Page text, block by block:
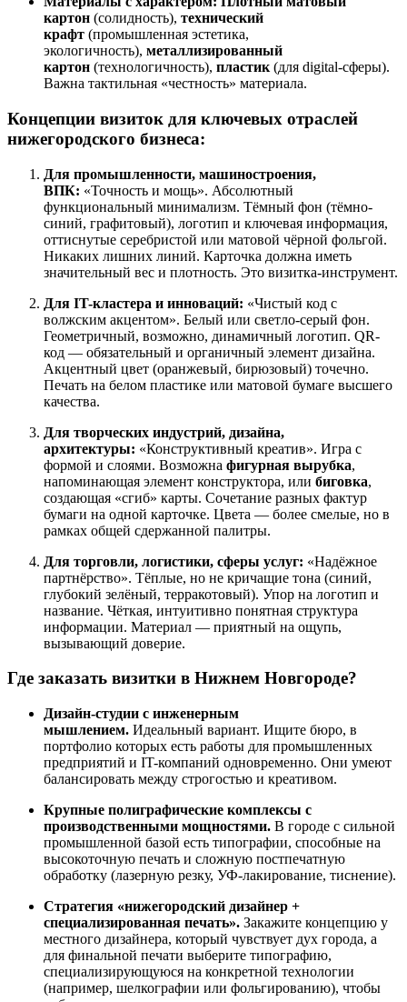
картон (солидность), технический
крафт (промышленная эстетика,
экологичность), металлизированный
картон (технологичность), пластик (для digital-сферы).
Важна тактильная «честность» материала.
Концепции визиток для ключевых отраслей
нижегородского бизнеса:
Для промышленности, машиностроения,
ВПК: «Точность и мощь». Абсолютный
функциональный минимализм. Тёмный фон (тёмно-
синий, графитовый), логотип и ключевая информация,
оттиснутые серебристой или матовой чёрной фольгой.
Никаких лишних линий. Карточка должна иметь
значительный вес и плотность. Это визитка-инструмент.
Для IT-кластера и инноваций: «Чистый код с
волжским акцентом». Белый или светло-серый фон.
Геометричный, возможно, динамичный логотип. QR-
код — обязательный и органичный элемент дизайна.
Акцентный цвет (оранжевый, бирюзовый) точечно.
Печать на белом пластике или матовой бумаге высшего
качества.
Для творческих индустрий, дизайна,
архитектуры: «Конструктивный креатив». Игра с
формой и слоями. Возможна фигурная вырубка,
напоминающая элемент конструктора, или биговка,
создающая «сгиб» карты. Сочетание разных фактур
бумаги на одной карточке. Цвета — более смелые, но в
рамках общей сдержанной палитры.
Для торговли, логистики, сферы услуг: «Надёжное
партнёрство». Тёплые, но не кричащие тона (синий,
глубокий зелёный, терракотовый). Упор на логотип и
название. Чёткая, интуитивно понятная структура
информации. Материал — приятный на ощупь,
вызывающий доверие.
Где заказать визитки в Нижнем Новгороде?
Дизайн-студии с инженерным
мышлением. Идеальный вариант. Ищите бюро, в
портфолио которых есть работы для промышленных
предприятий и IT-компаний одновременно. Они умеют
балансировать между строгостью и креативом.
Крупные полиграфические комплексы с
производственными мощностями. В городе с сильной
промышленной базой есть типографии, способные на
высокоточную печать и сложную постпечатную
обработку (лазерную резку, УФ-лакирование, тиснение).
Стратегия «нижегородский дизайнер +
специализированная печать». Закажите концепцию у
местного дизайнера, который чувствует дух города, а
для финальной печати выберите типографию,
специализирующуюся на конкретной технологии
(например, шелкографии или фольгированию), чтобы